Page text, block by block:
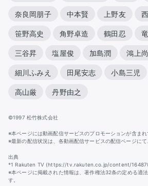
奈良岡朋子 中本賢 上野友
笹野高史 角野卓造 鶴田忍
三谷昇 塩屋俊 加島潤 鴻上
細川ふみえ 田尾安志 小島三児
高山厳 丹野由之
©1997 松竹株式会社
※本ページには動画配信サービスのプロモーションが含まれ
※最新の配信状況は、各動画配信サービスの配信ページにて
出典
*1 Rakuten TV (https://tv.rakuten.co.jp/content/
※本ページに掲載された情報は、著作権法32条の定める適
す。